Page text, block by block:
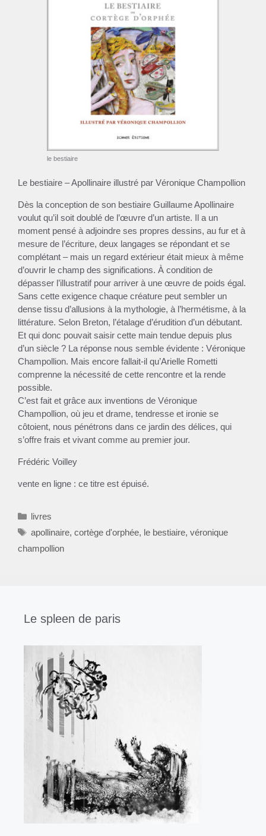
le bestiaire
Le bestiaire – Apollinaire illustré par Véronique Champollion
Dès la conception de son bestiaire Guillaume Apollinaire
voulut qu’il soit doublé de l’œuvre d’un artiste. Il a un
moment pensé à adjoindre ses propres dessins, au fur et à
mesure de l’écriture, deux langages se répondant et se
complétant – mais un regard extérieur était mieux à même
d’ouvrir le champ des significations. À condition de
dépasser l’illustratif pour arriver à une œuvre de poids égal.
Sans cette exigence chaque créature peut sembler un
dense tissu d’allusions à la mythologie, à l’hermétisme, à la
littérature. Selon Breton, l’étalage d’érudition d’un débutant.
Et qui donc pouvait saisir cette main tendue depuis plus
d’un siècle ? La réponse nous semble évidente : Véronique
Champollion. Mais encore fallait-il qu’Arielle Rometti
comprenne la nécessité de cette rencontre et la rende
possible.
C’est fait et grâce aux inventions de Véronique
Champollion, où jeu et drame, tendresse et ironie se
côtoient, nous pénétrons dans ce jardin des délices, qui
s’offre frais et vivant comme au premier jour.
Frédéric Voilley
vente en ligne : ce titre est épuisé.
Catégories
livres
Étiquettes
apollinaire, cortège d'orphée, le bestiaire, véronique
champollion
Le spleen de paris